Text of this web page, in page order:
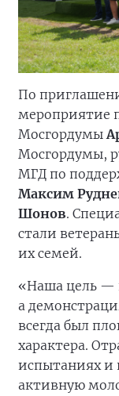
По
мероприятие
Мосгордумы
Мосгордумы,
МГД по
Максим
Шонов.
стали
их семей.
«Наша цель —
а
всегда был
характера.
испытаниях и
активную